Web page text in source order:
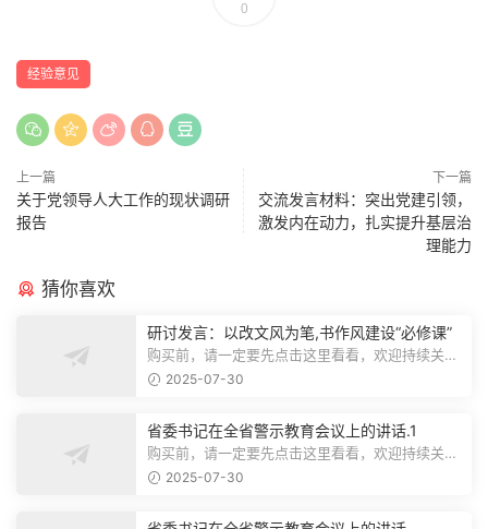
0
经验意见
上一篇
关于党领导人大工作的现状调研
报告
下一篇
交流发言材料：突出党建引领，
激发内在动力，扎实提升基层治
理能力
猜你喜欢
研讨发言：以改文风为笔,书作风建设“必修课”
购买前，请一定要先点击这里看看，欢迎持续关
注，精彩模板每天推送预览结束，本文...
2025-07-30
省委书记在全省警示教育会议上的讲话.1
购买前，请一定要先点击这里看看，欢迎持续关
注，精彩模板每天推送预览结束，本文...
2025-07-30